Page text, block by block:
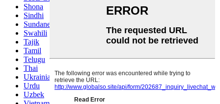
Shona
Sindhi
Sundanese
Swahili
Tajik
Tamil
Telugu
Thai
Ukrainian
Urdu
Uzbek